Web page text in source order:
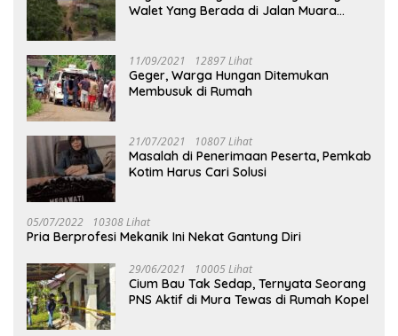
Walet Yang Berada di Jalan Muara
11/09/2021 12897 Lihat
Geger, Warga Hungan Ditemukan
Membusuk di Rumah
21/07/2021 10807 Lihat
Masalah di Penerimaan Peserta, Pemkab
Kotim Harus Cari Solusi
05/07/2022 10308 Lihat
Pria Berprofesi Mekanik Ini Nekat Gantung Diri
29/06/2021 10005 Lihat
Cium Bau Tak Sedap, Ternyata Seorang
PNS Aktif di Mura Tewas di Rumah Kopel